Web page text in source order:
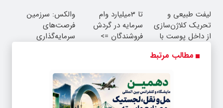
واقعی*
لیفت طبیعی و
تحریک کلاژن‌سازی
از داخل پوست با
جوان شو
تا 3میلیارد وام
سرمایه در گردش
فروشندگان =>
والکس: سرزمین
فرصت‌های
سرمایه‌گذاری
مطالب مرتبط